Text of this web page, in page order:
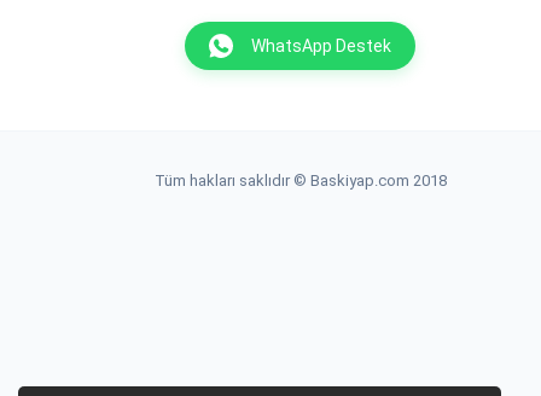
WhatsApp Destek
Tüm hakları saklıdır © Baskiyap.com 2018